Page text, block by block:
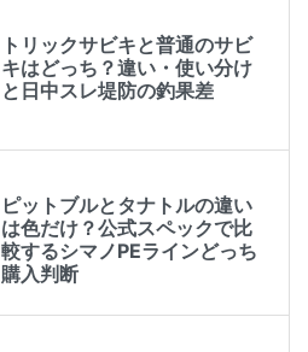
トリックサビキと普通のサビ
キはどっち？違い・使い分け
と日中スレ堤防の釣果差
ピットブルとタナトルの違い
は色だけ？公式スペックで比
較するシマノPEラインどっち
購入判断